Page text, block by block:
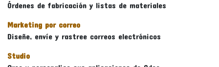
Órdenes de fabricación y listas de materiales
Marketing por correo
Diseñe, envíe y rastree correos electrónicos
Studio